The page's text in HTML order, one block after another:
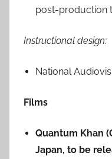
post-production
Instructional design:
National
Films
Quantum Khan
Japan, to be